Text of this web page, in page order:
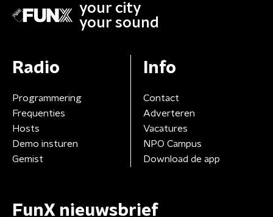
your city
your sound
Radio
Programmering
Frequenties
Hosts
Demo insturen
Gemist
Info
Contact
Adverteren
Vacatures
NPO Campus
Download de app
FunX nieuwsbrief